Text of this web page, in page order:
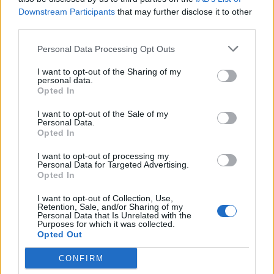
Downstream Participants that may further disclose it to other
Personal Data Processing Opt Outs
I want to opt-out of the Sharing of my
personal data.
Opted In
I want to opt-out of the Sale of my
Personal Data.
Opted In
I want to opt-out of processing my
Personal Data for Targeted Advertising.
Opted In
I want to opt-out of Collection, Use,
Retention, Sale, and/or Sharing of my
Personal Data that Is Unrelated with the
Purposes for which it was collected.
Opted Out
CONFIRM
Altri articoli che potrebbero piacerti
AZIENDE E MERCATI